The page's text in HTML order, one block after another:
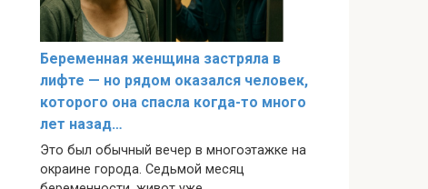
Беременная женщина застряла в
лифте — но рядом оказался человек,
которого она спасла когда-то много
лет назад…
Это был обычный вечер в многоэтажке на
окраине города. Седьмой месяц